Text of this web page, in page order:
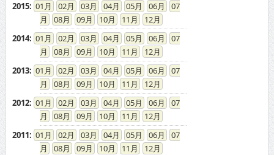
2015: 01 02 03 04 05 06
07
08
09 10 11
12
2014: 01 02 03 04 05 06
07
08
09 10 11
12
2013: 01 02 03 04 05 06
07
08
09 10 11
12
2012: 01 02 03 04 05 06
07
08
09 10 11
12
2011: 01 02 03 04 05 06
07
08
09 10 11
12